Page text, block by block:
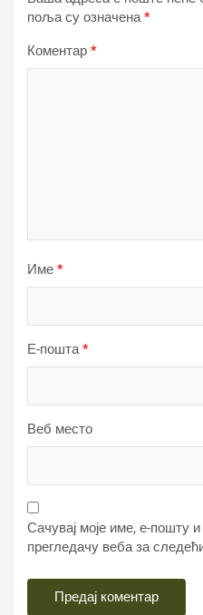
поља су означена*
Коментар *
Име *
Е-пошта*
Веб место
Сачувај моје име, е-пошту
прегледачу веба за